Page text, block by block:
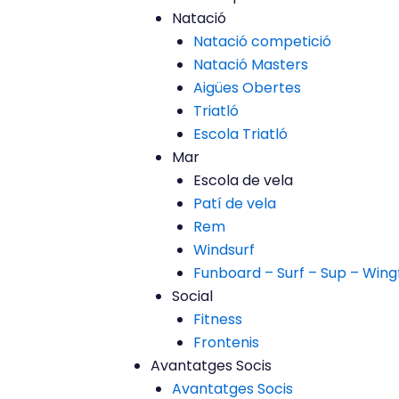
Natació
Natació competició
Natació Masters
Aigües Obertes
Triatló
Escola Triatló
Mar
Escola de vela
Patí de vela
Rem
Windsurf
Funboard – Surf – Sup –
Social
Fitness
Frontenis
Avantatges Socis
Avantatges Socis